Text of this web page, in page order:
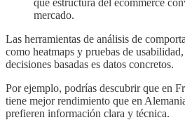
mercado.
Las herramientas de análisis de
como heatmaps y pruebas de
decisiones basadas es datos concretos.
Por ejemplo, podrías descubrir que en
tiene mejor rendimiento que en
prefieren información clara y técnica.